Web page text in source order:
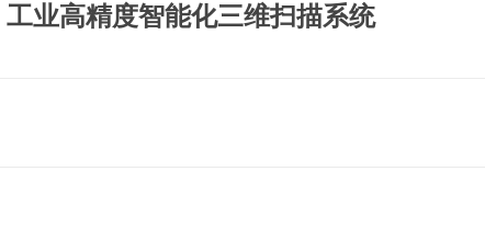
工业高精度智能化三维扫描系统